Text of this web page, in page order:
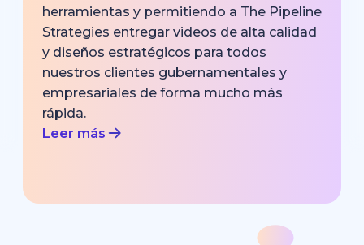
herramientas y permitiendo a The Pipeline
Strategies entregar videos de alta calidad
y diseños estratégicos para todos
nuestros clientes gubernamentales y
empresariales de forma mucho más
rápida.
Leer más